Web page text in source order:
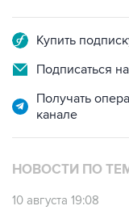
Купить
Подписаться
Получать
канале
НОВОСТИ ПО
10 августа 19:08